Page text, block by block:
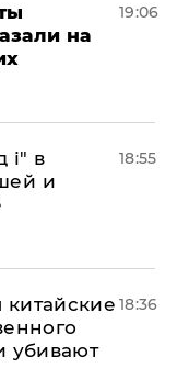
на
19:06
і" в
и
18:55
убивают
18:36